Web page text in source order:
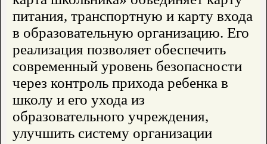
питания, транспортную и карту входа
в образовательную организацию. Его
реализация позволяет обеспечить
современный уровень безопасности
через контроль прихода ребенка в
школу и его ухода из
образовательного учреждения,
улучшить систему организации